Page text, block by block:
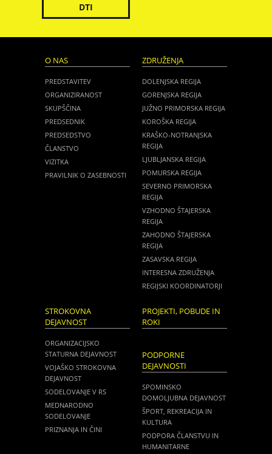
DTI
O NAS
PREDSTAVITEV
ORGANIZIRANOST
SKUPŠČINA
PREDSEDNIK
PREDSEDSTVO
ČLANSTVO
VIZITKA
PRAVILNIK O ZASEBNOSTI
ZDRUŽENJA
DOLENJSKA REGIJA
GORENJSKA REGIJA
JUŽNO PRIMORSKA REGIJA
KOROŠKA REGIJA
KRAŠKO-NOTRANJSKA
REGIJA
LJUBLJANSKA REGIJA
POMURSKA REGIJA
SEVERNO PRIMORSKA
REGIJA
VZHODNO ŠTAJERSKA
REGIJA
ZAHODNO ŠTAJERSKA
REGIJA
ZASAVSKA REGIJA
INTERESNA ZDRUŽENJA
REGIJSKI KOORDINATORJI
STROKOVNA
DEJAVNOST
ORGANIZACIJSKO
STATURNA DEJAVNOST
VOJAŠKO STROKOVNA
DEJAVNOST
SODELOVANJE V RS
MEDNARODNO
SODELOVANJE
PRIZNANJA IN ČINI
PROJEKTI, POBUDE IN
ROKI
PODPORNE
DEJAVNOSTI
SPOMINSKO
DOMOLJUBNA DEJAVNOST
ŠPORT, REKREACIJA IN
KULTURA
PODPORA ČLANSTVU IN
HUMANITARNE